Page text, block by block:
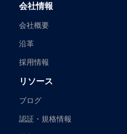
会社情報
会社概要
沿革
採用情報
リソース
ブログ
認証・規格情報